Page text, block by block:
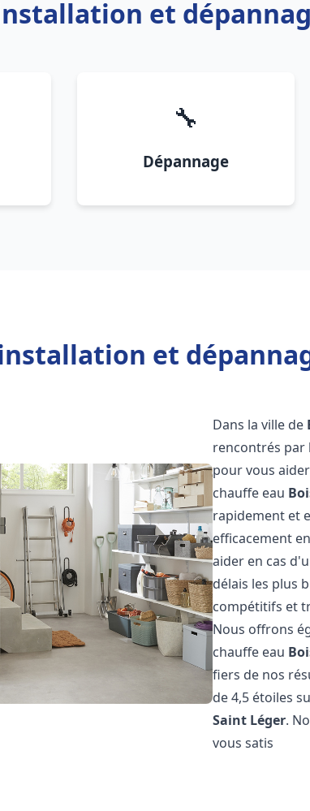
et
🔧
Dépannage
et
Dans la ville de
rencontrés par
pour vous
chauffe eau
rapidement et
efficacement
aider en cas
délais les plus
compétitifs et
Nous offrons
chauffe eau
fiers de nos
de 4,5 étoiles
Saint Léger.
vous satis